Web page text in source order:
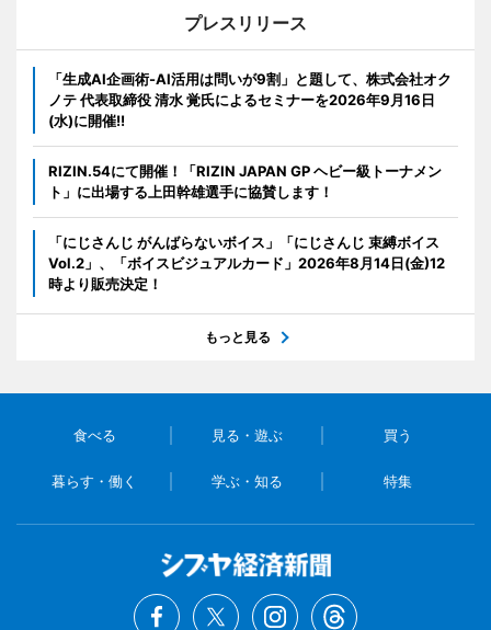
プレスリリース
「生成AI企画術-AI活用は問いが9割」と題して、株式会社オク
ノテ 代表取締役 清水 覚氏によるセミナーを2026年9月16日
(水)に開催!!
RIZIN.54にて開催！「RIZIN JAPAN GP ヘビー級トーナメン
ト」に出場する上田幹雄選手に協賛します！
「にじさんじ がんばらないボイス」「にじさんじ 束縛ボイス
Vol.2」、「ボイスビジュアルカード」2026年8月14日(金)12
時より販売決定！
もっと見る
食べる 見る・遊ぶ 買う
暮らす・働く 学ぶ・知る 特集